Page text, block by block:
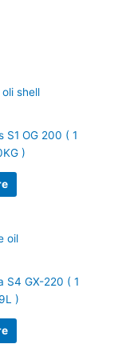
S1 OG 200 ( 1
)
S4 GX-220 ( 1
)